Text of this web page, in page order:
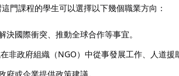
門課程的學生可以選擇以下幾個職業方向：
國際衝突、推動全球合作等事宜。
非政府組織（NGO）中從事發展工作、人道援